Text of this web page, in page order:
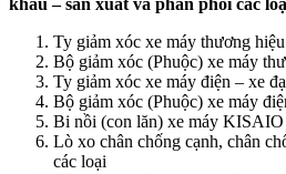
Ty giảm xóc xe máy thương
Bộ giảm xóc (Phuộc) xe máy
Ty giảm xóc xe máy điện – xe
Bộ giảm xóc (Phuộc) xe máy
Bi nồi (con lăn) xe máy KISAIO
Lò xo chân chống cạnh, chân
các loại